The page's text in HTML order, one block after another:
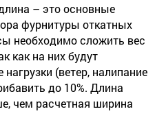
– это основные
фурнитуры откатных
необходимо сложить вес
как на них будут
(ветер, налипание
до 10%. Длина
чем расчетная ширина